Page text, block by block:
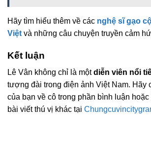
Hãy tìm hiểu thêm về các nghệ sĩ gạo
Việt và những câu chuyện truyền cảm
Kết luận
Lê Vân không chỉ là mộtdiễn viên nổi
tượng đài trong điện ảnh Việt Nam. Hãy
của bạn về cô trong phần bình luận
bài viết thú vị khác tại